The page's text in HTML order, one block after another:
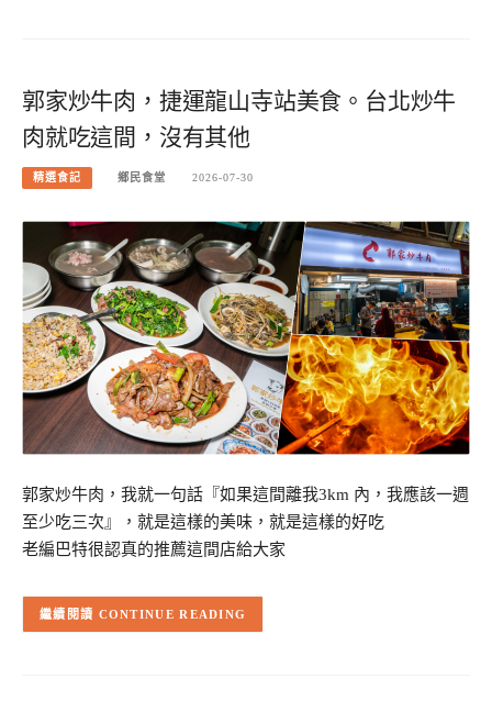
郭家炒牛肉，捷運龍山寺站美食。台北炒牛
肉就吃這間，沒有其他
精選食記 鄉民食堂 2026-07-30
郭家炒牛肉，我就一句話『如果這間離我3km 內，我應該一週
至少吃三次』，就是這樣的美味，就是這樣的好吃
老編巴特很認真的推薦這間店給大家
CONTINUE READING